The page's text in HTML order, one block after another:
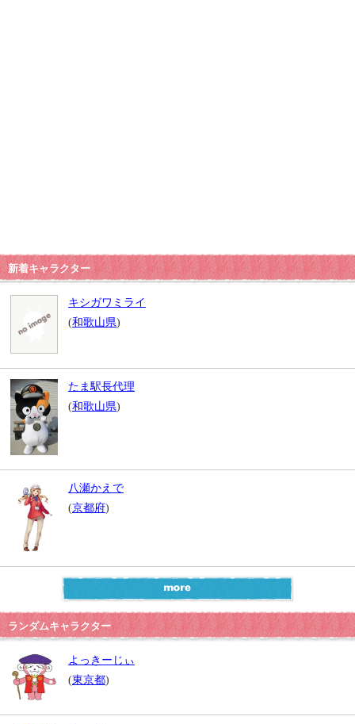
新着キャラクター
キシガワミライ
(和歌山県)
たま駅長代理
(和歌山県)
八瀬かえで
(京都府)
ランダムキャラクター
よっきーじぃ
(東京都)